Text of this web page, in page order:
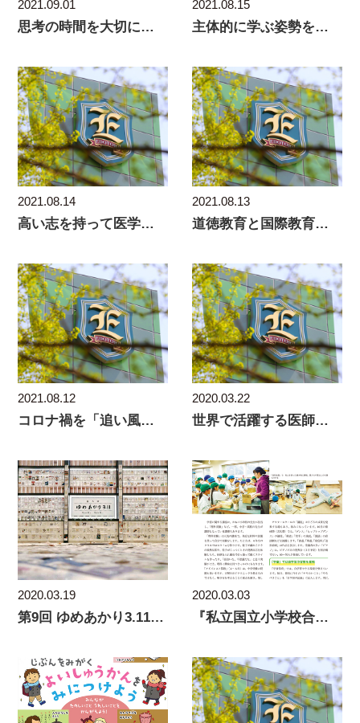
2021.09.01
思考の時間を大切にする、デジタル教科書活用
2021.08.15
主体的に学ぶ姿勢を育て世界で活躍できるリーダーに
2021.08.14
高い志を持って医学部医学科へ
2021.08.13
道徳教育と国際教育を重視。「⼈間⼒」を持つリーダー
2021.08.12
コロナ禍を「追い風」に変えた主体性を伸ばす教育
2020.03.22
世界で活躍する医師を育てる米メディカルツアー
2020.03.19
第9回 ゆめあかり3.11 (2020)
2020.03.03
『私立国立小学校合格マニュアル』で本校を紹介